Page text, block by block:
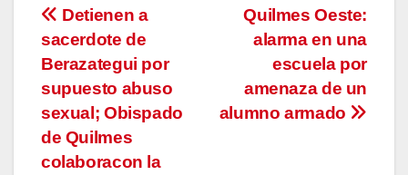
Navegación
de
entradas
Quilmes Oeste:
alarma en una
escuela por
amenaza de un
alumno armado
Detienen a
sacerdote de
Berazategui por
supuesto abuso
sexual; Obispado
de Quilmes
colaboracon la